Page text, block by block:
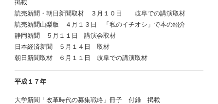
掲載
読売新聞・朝日新聞取材 ３月１０日 岐阜での講演取材
読売新聞山梨版 ４月１３日 「私のイチオシ」で本の紹介
静岡新聞 ５月１１日 講演会取材
日本経済新聞 ５月１４日 取材
朝日新聞取材 ６月１１日 岐阜での講演取材
平成１７年
大学新聞「改革時代の募集戦略」冊子 付録 掲載